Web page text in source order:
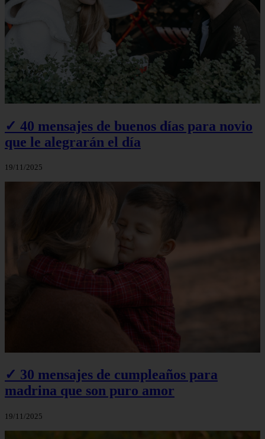
✓ 40 mensajes de buenos días para novio
que le alegrarán el día
19/11/2025
✓ 30 mensajes de cumpleaños para
madrina que son puro amor
19/11/2025